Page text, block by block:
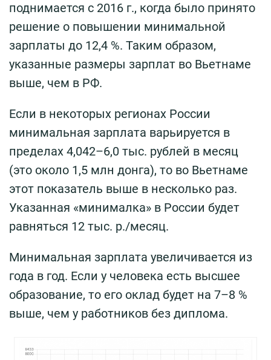
поднимается с 2016 г., когда было принято
решение о повышении минимальной
зарплаты до 12,4 %. Таким образом,
указанные размеры зарплат во Вьетнаме
выше, чем в РФ.
Если в некоторых регионах России
минимальная зарплата варьируется в
пределах 4,042–6,0 тыс. рублей в месяц
(это около 1,5 млн донга), то во Вьетнаме
этот показатель выше в несколько раз.
Указанная «минималка» в России будет
равняться 12 тыс. р./месяц.
Минимальная зарплата увеличивается из
года в год. Если у человека есть высшее
образование, то его оклад будет на 7–8 %
выше, чем у работников без диплома.